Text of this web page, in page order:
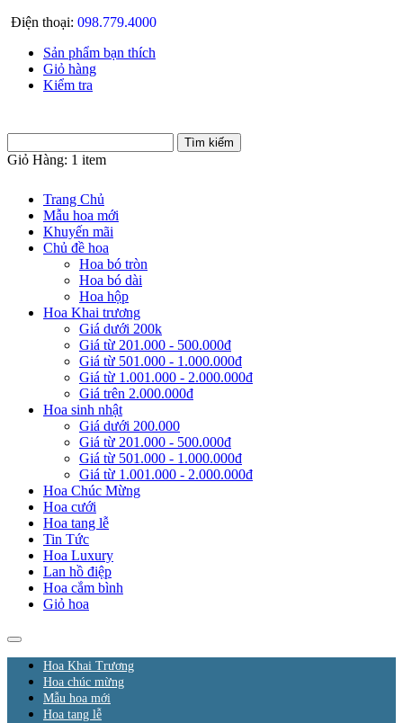
Điện thoại: 098.779.4000
Sản phẩm bạn thích
Giỏ hàng
Kiểm tra
Giỏ Hàng: 1 item
Trang Chủ
Mẫu hoa mới
Khuyến mãi
Chủ đề hoa
Hoa bó tròn
Hoa bó dài
Hoa hộp
Hoa Khai trương
Giá dưới 200k
Giá từ 201.000 - 500.000đ
Giá từ 501.000 - 1.000.000đ
Giá từ 1.001.000 - 2.000.000đ
Giá trên 2.000.000đ
Hoa sinh nhật
Giá dưới 200.000
Giá từ 201.000 - 500.000đ
Giá từ 501.000 - 1.000.000đ
Giá từ 1.001.000 - 2.000.000đ
Hoa Chúc Mừng
Hoa cưới
Hoa tang lễ
Tin Tức
Hoa Luxury
Lan hồ điệp
Hoa cắm bình
Giỏ hoa
Hoa Khai Trương
Hoa chúc mừng
Mẫu hoa mới
Hoa tang lễ